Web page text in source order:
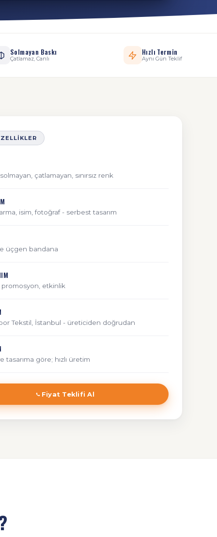
Solmayan Baskı
Çatlamaz, Canlı
Hızlı Termin
Aynı Gün Teklif
çatlamayan, sınırsız renk
isim, fotoğraf - serbest tasarım
üçgen bandana
etkinlik
Tekstil, İstanbul - üreticiden doğrudan
tasarıma göre; hızlı üretim
Fiyat Teklifi Al